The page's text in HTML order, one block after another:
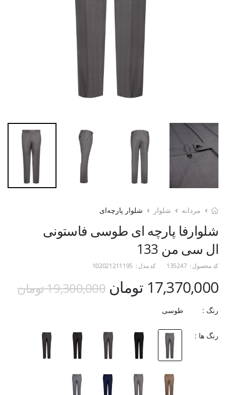
مردانه شلوار شلوار پارچه‌ای
شلوارفا پارچه ای طوسی فاستونی
ال سی من 133
کد محصول : 135247 کد مدل : 102021211195
17,370,000 تومان 19,300,000 تومان
رنگ : طوسی
رنگ ها :